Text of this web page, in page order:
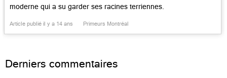
moderne qui a su garder ses racines terriennes.
formes et toutes les couleurs. Pour les tomates
Article publié il y a 14 ans Primeurs Montréal
Derniers commentaires